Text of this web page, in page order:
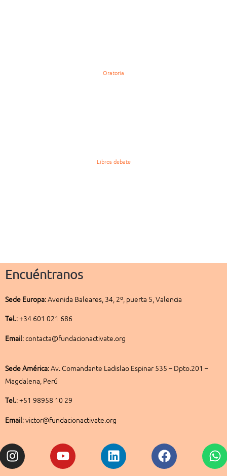
Oratoria
Libros debate
Encuéntranos
Sede Europa:Avenida Baleares, 34, 2º, puerta 5, Valencia
Tel.: +34 601 021 686
Email: contacta@fundacionactivate.org
Sede América:Av. Comandante Ladislao Espinar 535 – Dpto.201 –
Magdalena, Perú
Tel.: +51 98958 10 29
Email: victor@fundacionactivate.org
InstagramYoutubeLinkedin Facebook